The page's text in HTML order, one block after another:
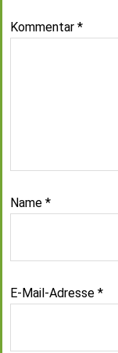
Kommentar *
Name *
E-Mail-Adresse *